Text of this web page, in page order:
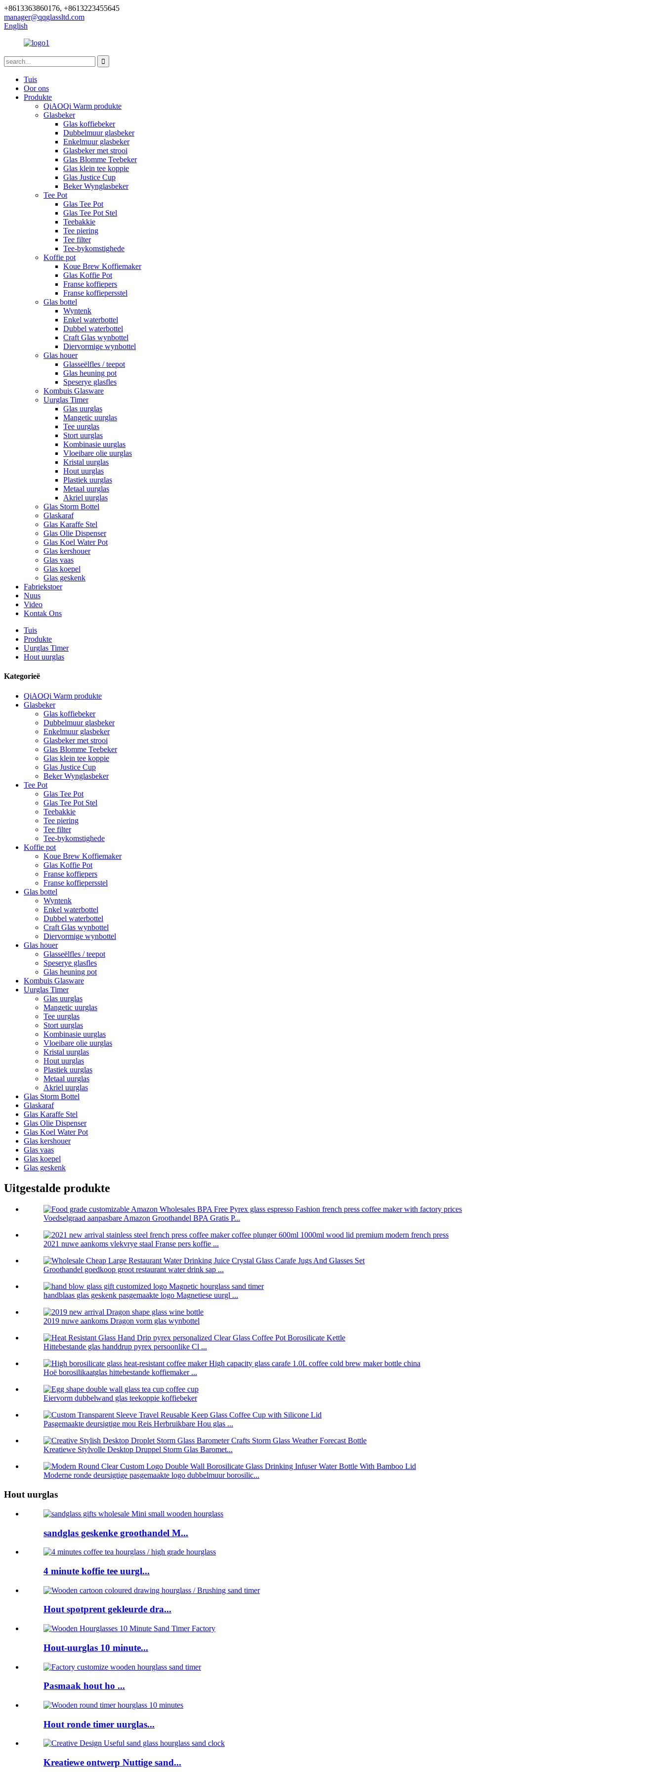
+8613363860176, +8613223455645
manager@qqglassltd.com
English
Tuis
Oor ons
Produkte
QiAOQi Warm produkte
Glasbeker
Glas koffiebeker
Dubbelmuur glasbeker
Enkelmuur glasbeker
Glasbeker met strooi
Glas Blomme Teebeker
Glas klein tee koppie
Glas Justice Cup
Beker Wynglasbeker
Tee Pot
Glas Tee Pot
Glas Tee Pot Stel
Teebakkie
Tee piering
Tee filter
Tee-bykomstighede
Koffie pot
Koue Brew Koffiemaker
Glas Koffie Pot
Franse koffiepers
Franse koffiepersstel
Glas bottel
Wyntenk
Enkel waterbottel
Dubbel waterbottel
Craft Glas wynbottel
Diervormige wynbottel
Glas houer
Glasseëlfles / teepot
Glas heuning pot
Speserye glasfles
Kombuis Glasware
Uurglas Timer
Glas uurglas
Mangetic uurglas
Tee uurglas
Stort uurglas
Kombinasie uurglas
Vloeibare olie uurglas
Kristal uurglas
Hout uurglas
Plastiek uurglas
Metaal uurglas
Akriel uurglas
Glas Storm Bottel
Glaskaraf
Glas Karaffe Stel
Glas Olie Dispenser
Glas Koel Water Pot
Glas kershouer
Glas vaas
Glas koepel
Glas geskenk
Fabriekstoer
Nuus
Video
Kontak Ons
Tuis
Produkte
Uurglas Timer
Hout uurglas
Kategorieë
QiAOQi Warm produkte
Glasbeker
Glas koffiebeker
Dubbelmuur glasbeker
Enkelmuur glasbeker
Glasbeker met strooi
Glas Blomme Teebeker
Glas klein tee koppie
Glas Justice Cup
Beker Wynglasbeker
Tee Pot
Glas Tee Pot
Glas Tee Pot Stel
Teebakkie
Tee piering
Tee filter
Tee-bykomstighede
Koffie pot
Koue Brew Koffiemaker
Glas Koffie Pot
Franse koffiepers
Franse koffiepersstel
Glas bottel
Wyntenk
Enkel waterbottel
Dubbel waterbottel
Craft Glas wynbottel
Diervormige wynbottel
Glas houer
Glasseëlfles / teepot
Speserye glasfles
Glas heuning pot
Kombuis Glasware
Uurglas Timer
Glas uurglas
Mangetic uurglas
Tee uurglas
Stort uurglas
Kombinasie uurglas
Vloeibare olie uurglas
Kristal uurglas
Hout uurglas
Plastiek uurglas
Metaal uurglas
Akriel uurglas
Glas Storm Bottel
Glaskaraf
Glas Karaffe Stel
Glas Olie Dispenser
Glas Koel Water Pot
Glas kershouer
Glas vaas
Glas koepel
Glas geskenk
Uitgestalde produkte
Voedselgraad aanpasbare Amazon Groothandel BPA Gratis P...
2021 nuwe aankoms vlekvrye staal Franse pers koffie ...
Groothandel goedkoop groot restaurant water drink sap ...
handblaas glas geskenk pasgemaakte logo Magnetiese uurgl ...
2019 nuwe aankoms Dragon vorm glas wynbottel
Hittebestande glas handdrup pyrex persoonlike Cl ...
Hoë borosilikaatglas hittebestande koffiemaker ...
Eiervorm dubbelwand glas teekoppie koffiebeker
Pasgemaakte deursigtige mou Reis Herbruikbare Hou glas ...
Kreatiewe Stylvolle Desktop Druppel Storm Glas Baromet...
Moderne ronde deursigtige pasgemaakte logo dubbelmuur borosilic...
Hout uurglas
sandglas geskenke groothandel M...
4 minute koffie tee uurgl...
Hout spotprent gekleurde dra...
Hout-uurglas 10 minute...
Pasmaak hout ho ...
Hout ronde timer uurglas...
Kreatiewe ontwerp Nuttige sand...